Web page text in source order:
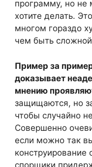
программу, но не
хотите делать.
многом гораздо
чем быть
Пример за
доказывает
мнению
защищаются, но
чтобы случайно
Совершенно
если можно так
конструирование
спорщики